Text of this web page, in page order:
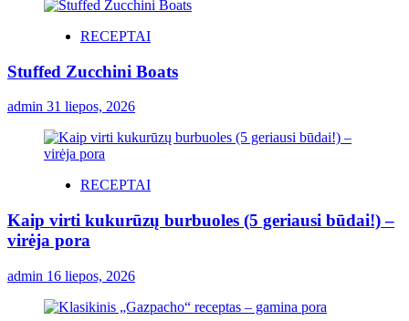
RECEPTAI
Stuffed Zucchini Boats
admin 31 liepos, 2026
RECEPTAI
Kaip virti kukurūzų burbuoles (5 geriausi būdai!) –
virėja pora
admin 16 liepos, 2026